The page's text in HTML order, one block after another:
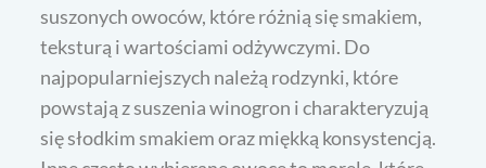
suszonych owoców, które różnią się smakiem,
teksturą i wartościami odżywczymi. Do
najpopularniejszych należą rodzynki, które
powstają z suszenia winogron i charakteryzują
się słodkim smakiem oraz miękką konsystencją.